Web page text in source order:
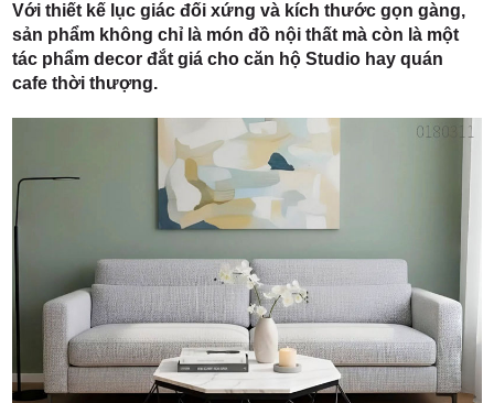
TP. HCM
Với thiết kế lục giác đối xứng và kích thước gọn gàng,
sản phẩm không chỉ là món đồ nội thất mà còn là một
tác phẩm decor đắt giá cho căn hộ Studio hay quán
cafe thời thượng.